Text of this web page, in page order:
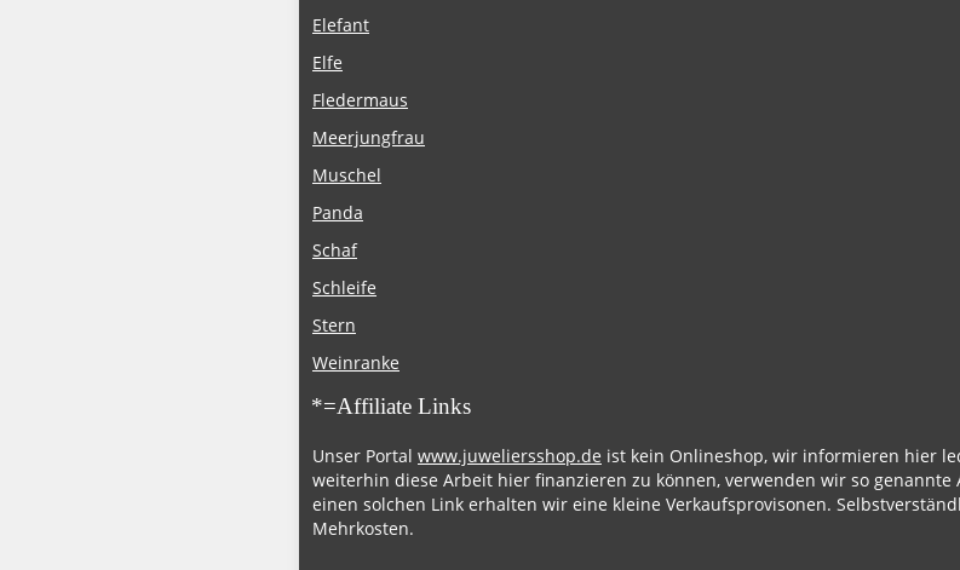
Elefant
Elfe
Fledermaus
Meerjungfrau
Muschel
Panda
Schaf
Schleife
Stern
Weinranke
*=Affiliate Links
Unser Portal www.juweliersshop.de ist kein Onlineshop, wir informieren hier
weiterhin diese Arbeit hier finanzieren zu können, verwenden wir so genannte
einen solchen Link erhalten wir eine kleine Verkaufsprovisonen.
Mehrkosten.